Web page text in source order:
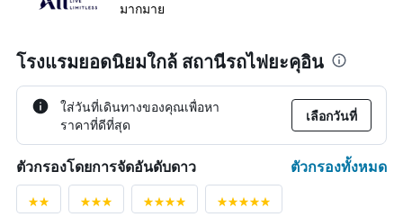
มากมาย
โรงแรมยอดนิยมใกล้ สถานีรถไฟยะคุอิน
ใส่วันที่เดินทางของคุณเพื่อหา
ราคาที่ดีที่สุด
เลือกวันที่
ตัวกรองโดยการจัดอันดับดาว ตัวกรองทั้งหมด